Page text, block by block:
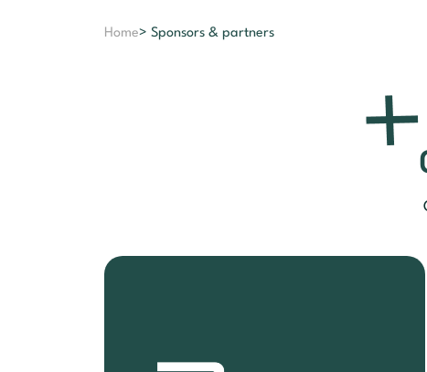
Home> Sponsors & partners